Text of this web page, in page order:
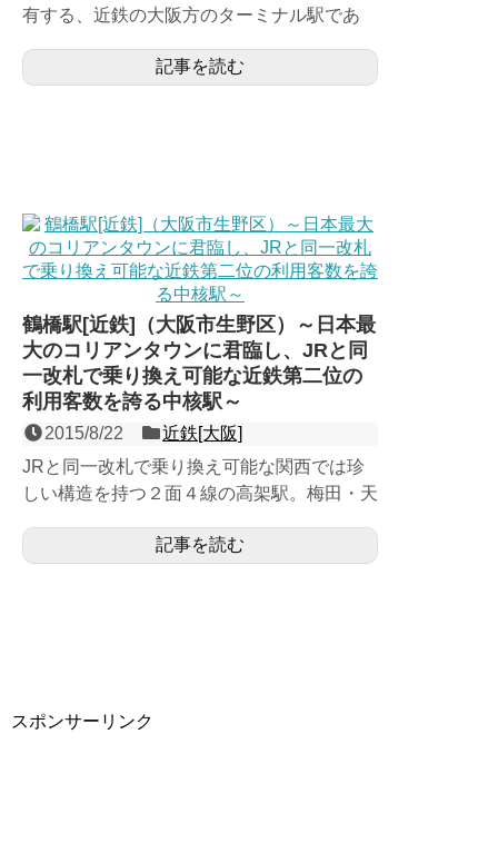
有する、近鉄の大阪方のターミナル駅であ
駅・南海なんば駅に次ぐ...
記事を読む
鶴橋駅[近鉄]（大阪市生野区）～日本最
大のコリアンタウンに君臨し、JRと同
一改札で乗り換え可能な近鉄第二位の
利用客数を誇る中核駅～
2015/8/22
近鉄[大阪]
JRと同一改札で乗り換え可能な関西では珍
しい構造を持つ２面４線の高架駅。梅田・天
え客が寄与し、1日約...
記事を読む
スポンサーリンク